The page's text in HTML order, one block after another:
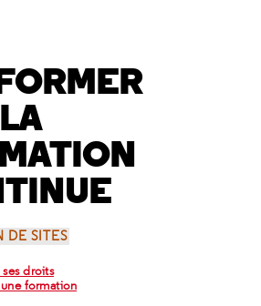
DE SITES
droits
formation